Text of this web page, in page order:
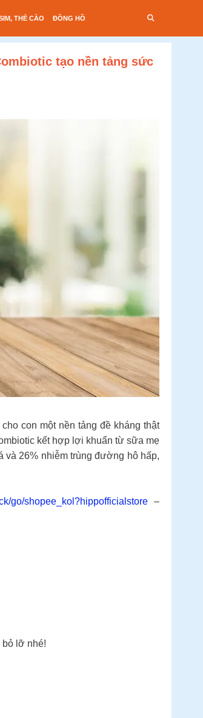
THẺ CÀO ĐỒNG HỒ
tạo nền tảng sức
con một nền tảng đề kháng thật
kết hợp lợi khuẩn từ sữa mẹ
và 26% nhiễm trùng đường hô hấp,
go/shopee_kol?hippofficialstore–
bỏ lỡ nhé!